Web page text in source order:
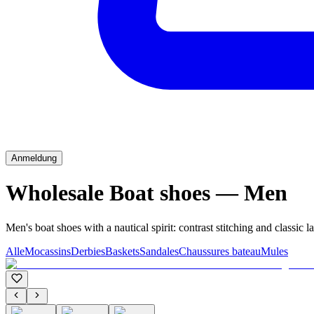
Anmeldung
Wholesale Boat shoes — Men
Men's boat shoes with a nautical spirit: contrast stitching and classic
AlleMocassinsDerbiesBasketsSandalesChaussures bateauMules